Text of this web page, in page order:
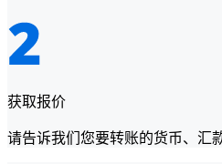
获取报价
请告诉我们您要转账的货币、汇